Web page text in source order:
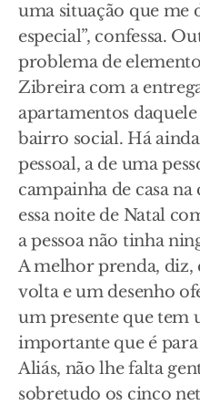
uma situação que me
especial”, confessa.
problema de
Zibreira com a
apartamentos
bairro social. Há
pessoal, a de uma
campainha de casa na
essa noite de Natal
a pessoa não tinha
A melhor prenda, diz,
volta e um desenho
um presente que tem
importante que é
Aliás, não lhe falta
sobretudo os cinco